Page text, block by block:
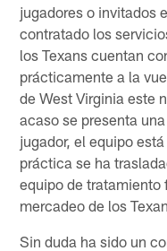
jugadores o invitados
contratado los
los Texans cuentan
prácticamente a la
de West Virginia este
acaso se presenta
jugador, el equipo
práctica se ha
equipo de tratamiento
mercadeo de los
Sin duda ha sido un